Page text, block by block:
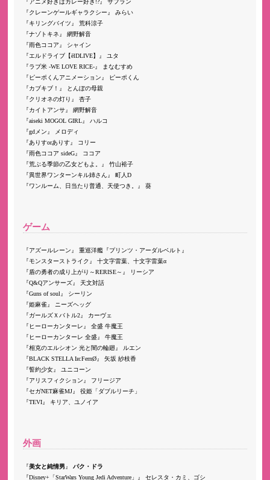
アニメ好きはカレー好き!?
サフラン
クレーンゲールギャラクシー
みらい
キリングバイツ
荒科涼子
ナゾトキネ
網野解音
雨色ココア
シャイン
エルドライブ【ēlDLIVE】
ユタ
ラブ米 -WE LOVE RICE-
まなむすめ
ピーポくんアニメーション
ピーポくん
カブキブ！
とんぼの母親
クリオネの灯り
杏子
カイトアンサ
網野解音
aiseki MOGOL GIRL
ハルコ
gdメン
メロディ
ありすorありす
コリー
雨色ココア sideG
ココア
荒ぶる季節の乙女どもよ。
竹山裕子
異世界ワンターンキル姉さん
町人D
ワンルーム、日当たり普通、天使つき。
葵
ゲーム
アズールレーン
重巡洋艦『プリンツ・アーダルベルト』
モンスターストライク
十文字雷葉、十文字雷葉α
盾の勇者の成り上がり～RERISE～
リーシア
Q&Qアンサーズ
天文対話
Guns of soul
シーリン
姫麻雀
ニーズヘッグ
ガールズＸバトル2
カーヴェ
ヒーローカンターレ
全盛 牛魔王
ヒーローカンターレ 全盛
牛魔王
相克のエルシオン 光と闇の輪廻
ルエン
BLACK STELLA Iи:FernØ
矢坂 紗枝香
誓約少女
ユニコーン
アリスフィクション
フリージア
セガNET麻雀MJ
役姫「ダブルリーチ」
TEVI
キリア、ユノイア
外画
美女と純情男
パク・ドラ
Disney+「StarWars Young Jedi Adventure」
セレスタ・カミ、ゴシ